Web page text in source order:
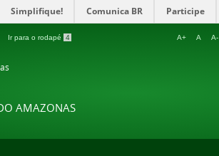
Simplifique! Comunica BR Participe
Ir para o rodapé 4 A+ A A-
AMAZONAS